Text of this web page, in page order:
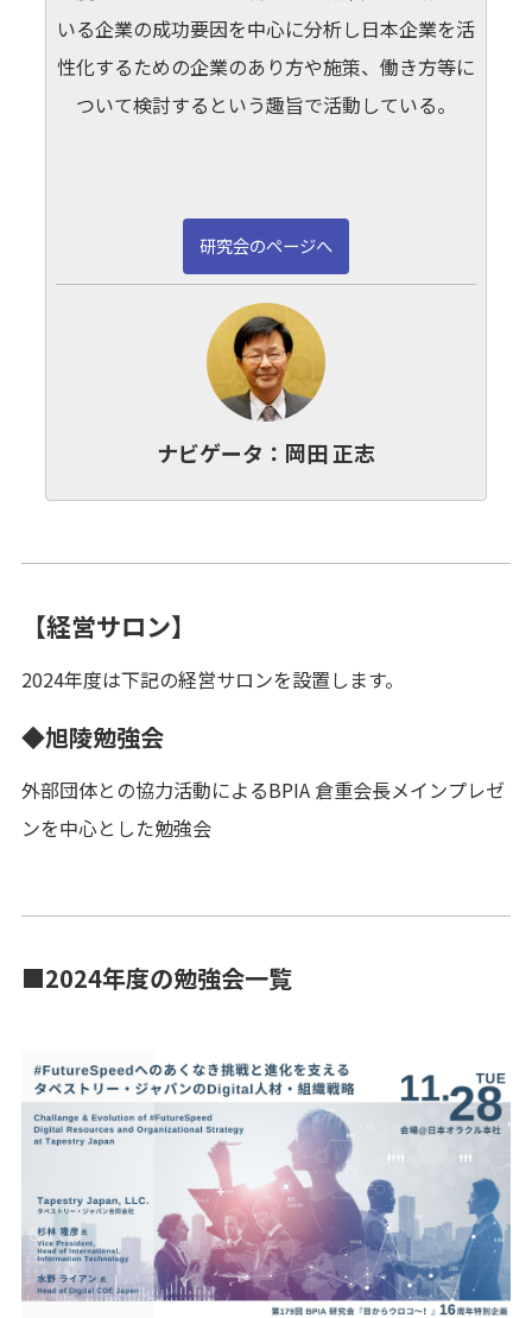
いる企業の成功要因を中心に分析し日本企業を活
性化するための企業のあり方や施策、働き方等に
ついて検討するという趣旨で活動している。
研究会のページへ
ナビゲータ： 岡田 正志
【経営サロン】
2024年度は下記の経営サロンを設置します。
◆旭陵勉強会
外部団体との協力活動によるBPIA 倉重会長メインプレゼ
ンを中心とした勉強会
■2024年度の勉強会一覧